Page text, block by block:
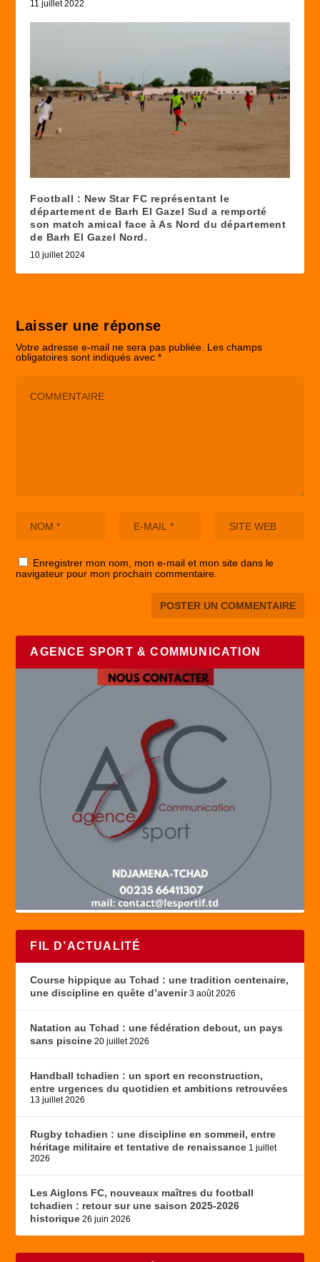
11 juillet 2022
Football : New Star FC représentant le
département de Barh El Gazel Sud a remporté
son match amical face à As Nord du département
de Barh El Gazel Nord.
10 juillet 2024
Laisser une réponse
Votre adresse e-mail ne sera pas publiée. Les champs
obligatoires sont indiqués avec*
Enregistrer mon nom, mon e-mail et mon site dans le
navigateur pour mon prochain commentaire.
AGENCE SPORT & COMMUNICATION
FIL D’ACTUALITÉ
Course hippique au Tchad : une tradition centenaire,
une discipline en quête d’avenir 3 août 2026
Natation au Tchad : une fédération debout, un pays
sans piscine 20 juillet 2026
Handball tchadien : un sport en reconstruction,
entre urgences du quotidien et ambitions retrouvées
13 juillet 2026
Rugby tchadien : une discipline en sommeil, entre
héritage militaire et tentative de renaissance 1 juillet
2026
Les Aiglons FC, nouveaux maîtres du football
tchadien : retour sur une saison 2025-2026
historique 26 juin 2026